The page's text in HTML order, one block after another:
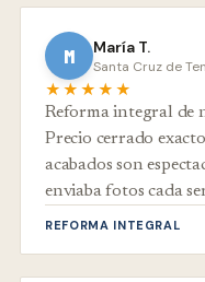
M María T.
Santa Cruz de
★★★★★
Reforma integral de
Precio cerrado
acabados son
enviaba fotos cada
REFORMA INTEGRAL